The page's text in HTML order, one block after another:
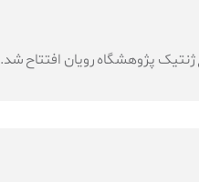
پژوهشگاه رویان افتتاح شد.